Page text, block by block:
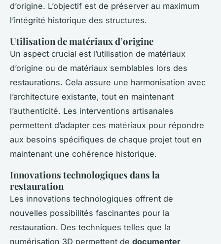
d’origine. L’objectif est de préserver au maximum
l’intégrité historique des structures.
Utilisation de matériaux d’origine
Un aspect crucial est l’utilisation de matériaux
d’origine ou de matériaux semblables lors des
restaurations. Cela assure une harmonisation avec
l’architecture existante, tout en maintenant
l’authenticité. Les interventions artisanales
permettent d’adapter ces matériaux pour répondre
aux besoins spécifiques de chaque projet tout en
maintenant une cohérence historique.
Innovations technologiques dans la
restauration
Les innovations technologiques offrent de
nouvelles possibilités fascinantes pour la
restauration. Des techniques telles que la
numérisation 3D permettent de documenter